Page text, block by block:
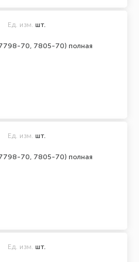
70, 7805-70) полная
Ед. изм. шт.
70, 7805-70) полная
Ед. изм. шт.
Ед. изм. шт.